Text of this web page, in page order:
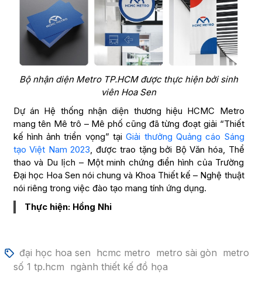
Bộ nhận diện Metro TP.HCM được thực hiện bởi sinh
viên Hoa Sen
Dự án Hệ thống nhận diện thương hiệu HCMC Metro
mang tên Mê trô – Mê phố cũng đã từng đoạt giải “Thiết
kế hình ảnh triển vọng” tạiGiải thưởng Quảng cáo Sáng
tạo Việt Nam 2023, được trao tặng bởi Bộ Văn hóa, Thể
thao và Du lịch – Một minh chứng điển hình của Trường
Đại học Hoa Sen nói chung và Khoa Thiết kế – Nghệ thuật
nói riêng trong việc đào tạo mang tính ứng dụng.
Thực hiện: Hồng Nhi
đại học hoa sen hcmc metro metro sài gòn metro
số 1 tp.hcm ngành thiết kế đồ họa